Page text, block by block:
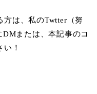
方は、私のTwtter（努
DMまたは、本記事のコ
！